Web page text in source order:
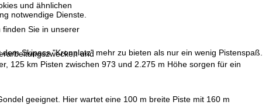
und ähnlichen
notwendige Dienste.
finden Sie in unserer
und
Skipass "Kronplatz" mehr zu bieten als nur ein wenig Pistenspaß.
125 km Pisten zwischen 973 und 2.275 m Höhe sorgen für ein
geeignet. Hier wartet eine 100 m breite Piste mit 160 m